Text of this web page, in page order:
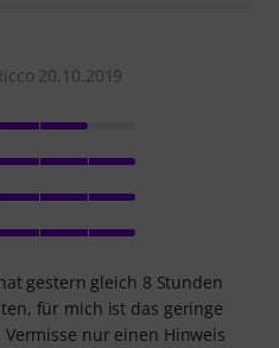
20.10.2019
gestern gleich 8 Stunden
für mich ist das geringe
nur einen Hinweis